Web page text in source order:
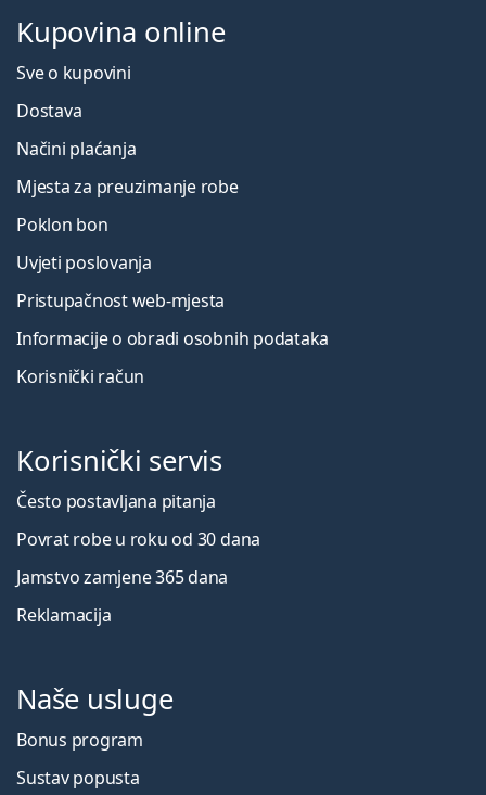
Kupovina online
Sve o kupovini
Dostava
Načini plaćanja
Mjesta za preuzimanje robe
Poklon bon
Uvjeti poslovanja
Pristupačnost web-mjesta
Informacije o obradi osobnih podataka
Korisnički račun
Korisnički servis
Često postavljana pitanja
Povrat robe u roku od 30 dana
Jamstvo zamjene 365 dana
Reklamacija
Naše usluge
Bonus program
Sustav popusta